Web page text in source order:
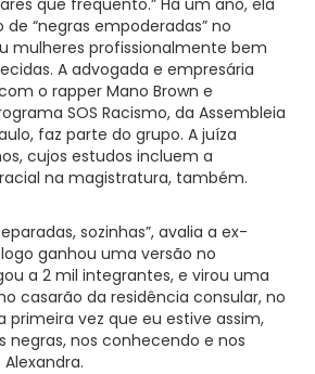
“negras empoderadas” no
mulheres profissionalmente bem
A advogada e empresária
o rapper Mano Brown e
SOS Racismo, da Assembleia
faz parte do grupo. A juíza
cujos estudos incluem a
na magistratura, também.
sozinhas”, avalia a ex-
ganhou uma versão no
a 2 mil integrantes, e virou uma
casarão da residência consular, no
primeira vez que eu estive assim,
negras, nos conhecendo e nos